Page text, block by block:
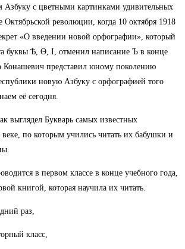
Азбуку с цветными картинками удивительных
Октябрьской революции, когда 10 октября 1918
«О введении новой орфографии», который
буквы Ѣ, Ѳ, I, отменил написание Ъ в конце
Конашевич представил юному поколению
новую Азбуку с орфографией того
её сегодня.
выглядел Букварь самых известных
веке, по которым учились читать их бабушки и
в первом классе в конце учебного года,
книгой, которая научила их читать.
раз,
класс,